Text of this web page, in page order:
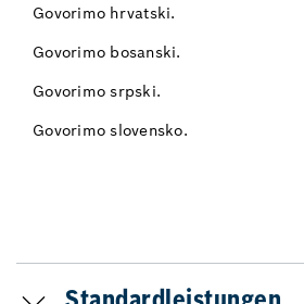
Govorimo hrvatski.
Govorimo bosanski.
Govorimo srpski.
Govorimo slovensko.